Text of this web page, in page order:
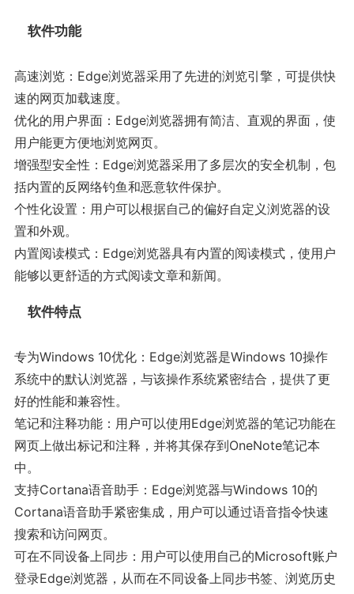
软件功能
高速浏览：Edge浏览器采用了先进的浏览引擎，可提供快
速的网页加载速度。
优化的用户界面：Edge浏览器拥有简洁、直观的界面，使
用户能更方便地浏览网页。
增强型安全性：Edge浏览器采用了多层次的安全机制，包
括内置的反网络钓鱼和恶意软件保护。
个性化设置：用户可以根据自己的偏好自定义浏览器的设
置和外观。
内置阅读模式：Edge浏览器具有内置的阅读模式，使用户
能够以更舒适的方式阅读文章和新闻。
软件特点
专为Windows 10优化：Edge浏览器是Windows 10操作
系统中的默认浏览器，与该操作系统紧密结合，提供了更
好的性能和兼容性。
笔记和注释功能：用户可以使用Edge浏览器的笔记功能在
网页上做出标记和注释，并将其保存到OneNote笔记本
中。
支持Cortana语音助手：Edge浏览器与Windows 10的
Cortana语音助手紧密集成，用户可以通过语音指令快速
搜索和访问网页。
可在不同设备上同步：用户可以使用自己的Microsoft账户
登录Edge浏览器，从而在不同设备上同步书签、浏览历史